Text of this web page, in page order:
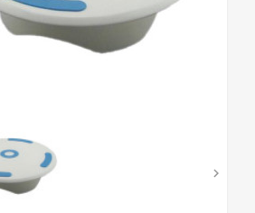
